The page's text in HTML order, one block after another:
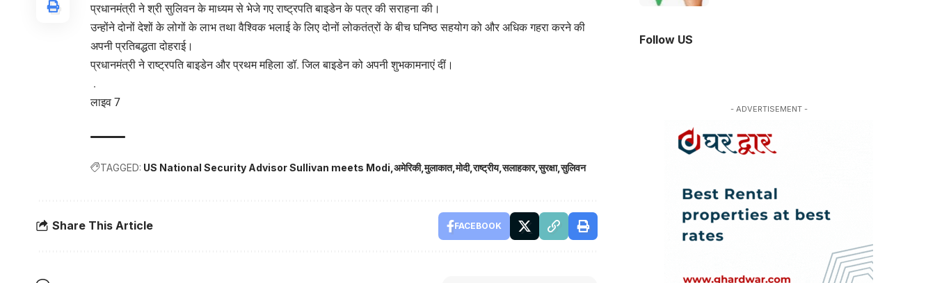
प्रधानमंत्री ने श्री सुलिवन के माध्यम से भेजे गए राष्ट्रपति बाइडेन के पत्र की सराहना की।
उन्होंने दोनों देशों के लोगों के लाभ तथा वैश्विक भलाई के लिए दोनों लोकतंत्रों के बीच घनिष्ठ सहयोग को और अधिक गहरा करने की
अपनी प्रतिबद्धता दोहराई।
प्रधानमंत्री ने राष्ट्रपति बाइडेन और प्रथम महिला डॉ. जिल बाइडेन को अपनी शुभकामनाएं दीं।
.
लाइव 7
TAGGED: US National Security Advisor Sullivan meets Modi अमेरिकी मुलाकात मोदी राष्ट्रीय सलाहकार सुरक्षा सुलिवन
Share This Article FACEBOOK
Follow US
- ADVERTISEMENT -